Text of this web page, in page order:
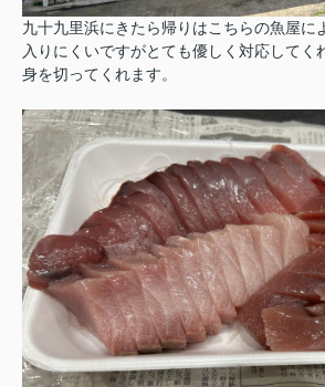
九十九里浜にきたら帰りはこちらの魚屋に
入りにくいですがとても優しく対応してく
身を切ってくれます。